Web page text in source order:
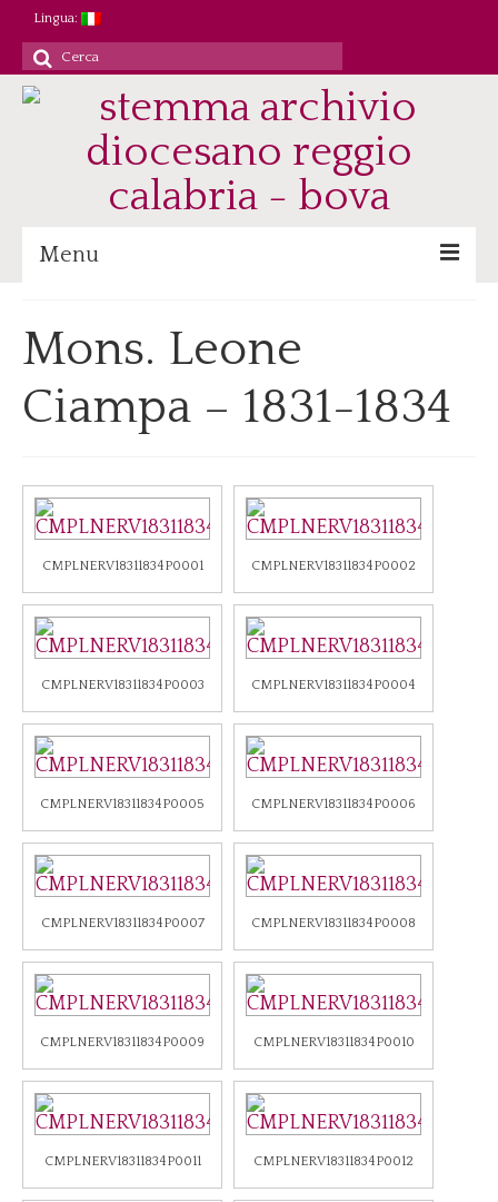
Lingua:
Cerca
per:
Menu
Patrimonio/Staff
Attività
Ricerca/Didattica
Immagini digitali
Eventi Archivio
Dove siamo/Messaggi
Mons. Leone
Ciampa – 1831-1834
CMPLNERV18311834P0001 CMPLNERV18311834P0002
CMPLNERV18311834P0003 CMPLNERV18311834P0004
CMPLNERV18311834P0005 CMPLNERV18311834P0006
CMPLNERV18311834P0007 CMPLNERV18311834P0008
CMPLNERV18311834P0009 CMPLNERV18311834P0010
CMPLNERV18311834P0011 CMPLNERV18311834P0012